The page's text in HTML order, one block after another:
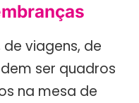
viagens, de
ser quadros
na mesa de